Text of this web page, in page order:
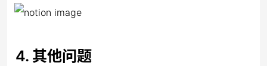
4. 其他问题